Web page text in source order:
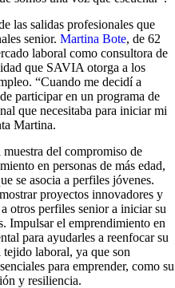
las salidas profesionales que
senior. Martina Bote, de 62
laboral como consultora de
que SAVIA otorga a los
“Cuando me decidí a
participar en un programa de
que necesitaba para iniciar mi
Martina.
del compromiso de
en personas de más edad,
se asocia a perfiles jóvenes.
proyectos innovadores y
otros perfiles senior a iniciar su
Impulsar el emprendimiento en
para ayudarles a reenfocar su
laboral, ya que son
para emprender, como su
y resiliencia.